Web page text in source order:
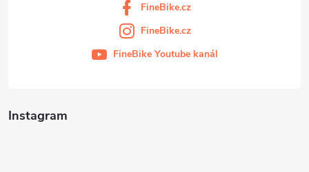
Instagram
FineBike.cz
FineBike.cz
FineBike Youtube kanál